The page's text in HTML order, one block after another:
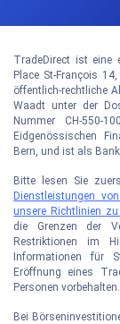
TradeDirect ist eine
Place St-François
öffentlich-rechtliche
Waadt unter der
Nummer CH-550-
Eidgenössischen
Bern, und ist als
Bitte lesen Sie
Dienstleistungen
unsere Richtlinien
die Grenzen der
Restriktionen im
Informationen für
Eröffnung eines
Personen vorbehalten.
Bei